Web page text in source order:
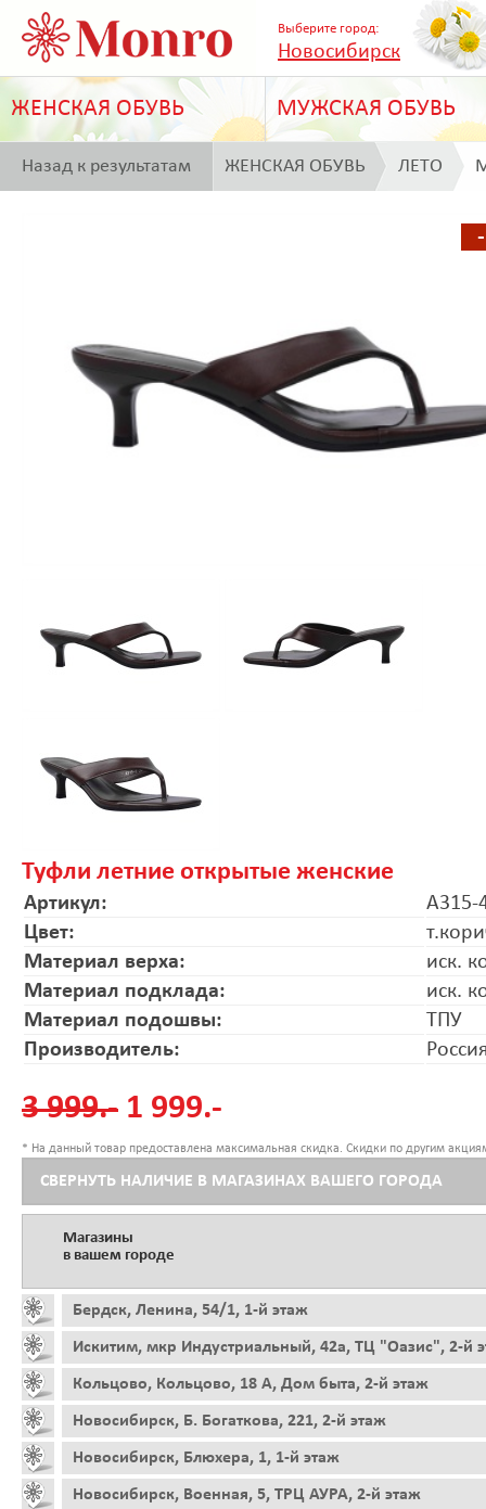
Выберите город:
Новосибирск
ЖЕНСКАЯ ОБУВЬ МУЖСКАЯ ОБУВЬ
Назад к результатам ЖЕНСКАЯ ОБУВЬ ЛЕТО
Туфли летние открытые женские
Артикул:
A315-
Цвет:
Материал верха:
иск.
Материал подклада:
иск.
Материал подошвы:
ТПУ
Производитель:
3 999.- 1 999.-
* На данный товар предоставлена максимальная скидка. Скидки по другим
СВЕРНУТЬ НАЛИЧИЕ В МАГАЗИНАХ ВАШЕГО ГОРОДА
Магазины
в вашем городе
Бердск, Ленина, 54/1, 1-й этаж
Искитим, мкр Индустриальный, 42а, ТЦ "Оазис", 2-й
Кольцово, Кольцово, 18 А, Дом быта, 2-й этаж
Новосибирск, Б. Богаткова, 221, 2-й этаж
Новосибирск, Блюхера, 1, 1-й этаж
Новосибирск, Военная, 5, ТРЦ АУРА, 2-й этаж